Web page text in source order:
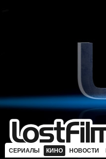
СЕРИАЛЫ КИНО НОВОСТИ